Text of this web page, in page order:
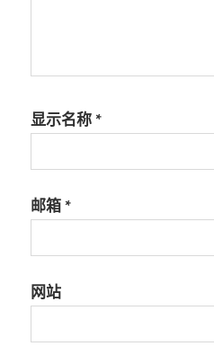
显示名称*
邮箱*
网站